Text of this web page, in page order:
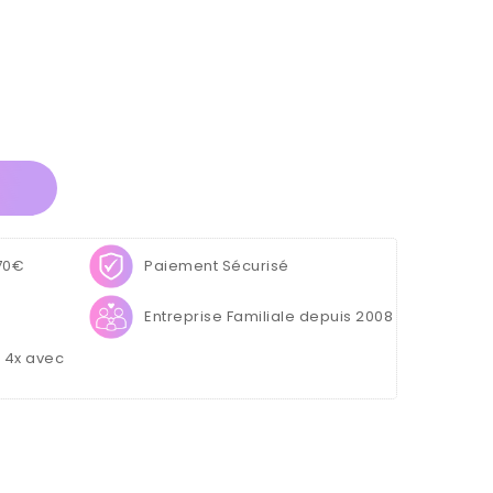
Paiement Sécurisé
Entreprise Familiale depuis 2008
4x avec